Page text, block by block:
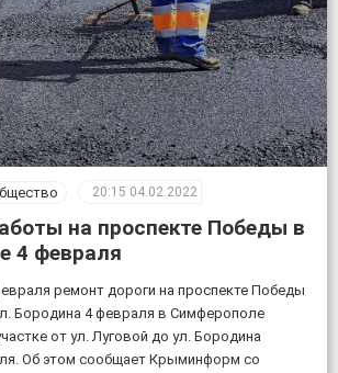
20:15 04.02.2022
на проспекте Победы в
4 февраля
ремонт дороги на проспекте Победы
Бородина 4 февраля в Симферополе
от ул. Луговой до ул. Бородина
Об этом сообщает Крыминформ со